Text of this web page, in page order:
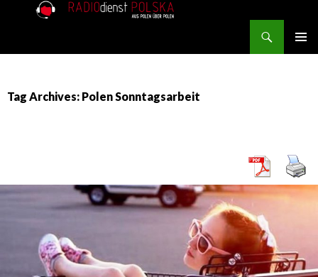
Tag Archives: Polen Sonntagsarbeit